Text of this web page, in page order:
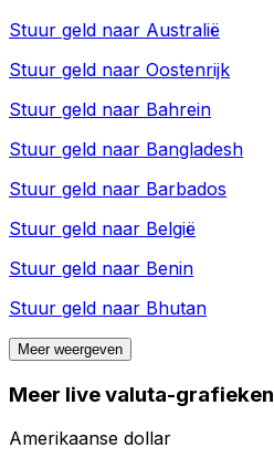
Stuur geld naar Australië
Stuur geld naar Oostenrijk
Stuur geld naar Bahrein
Stuur geld naar Bangladesh
Stuur geld naar Barbados
Stuur geld naar België
Stuur geld naar Benin
Stuur geld naar Bhutan
Meer weergeven
Meer live valuta-grafieken
Amerikaanse dollar